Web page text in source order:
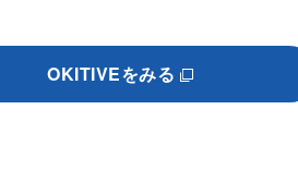
OKITIVEをみる